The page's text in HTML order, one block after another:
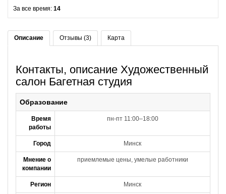
За все время: 14
Описание Отзывы (3) Карта
Контакты, описание Художественный
салон Багетная студия
Образование
Время
работы
пн-пт 11:00–18:00
Город Минск
Мнение о
компании
приемлемые цены, умелые работники
Регион Минск